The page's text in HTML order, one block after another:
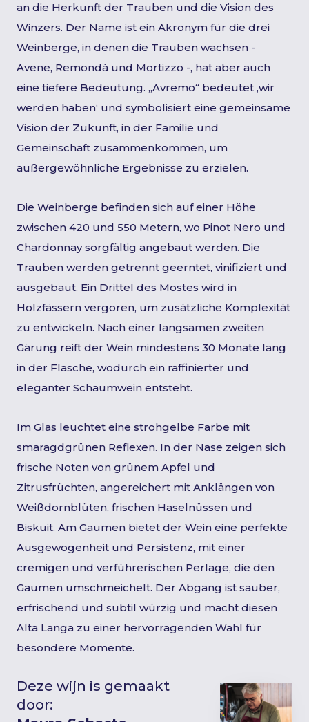
an die Herkunft der Trauben und die Vision des
Winzers. Der Name ist ein Akronym für die drei
Weinberge, in denen die Trauben wachsen -
Avene, Remondà und Mortizzo -, hat aber auch
eine tiefere Bedeutung. „Avremo“ bedeutet ‚wir
werden haben‘ und symbolisiert eine gemeinsame
Vision der Zukunft, in der Familie und
Gemeinschaft zusammenkommen, um
außergewöhnliche Ergebnisse zu erzielen.
Die Weinberge befinden sich auf einer Höhe
zwischen 420 und 550 Metern, wo Pinot Nero und
Chardonnay sorgfältig angebaut werden. Die
Trauben werden getrennt geerntet, vinifiziert und
ausgebaut. Ein Drittel des Mostes wird in
Holzfässern vergoren, um zusätzliche Komplexität
zu entwickeln. Nach einer langsamen zweiten
Gärung reift der Wein mindestens 30 Monate lang
in der Flasche, wodurch ein raffinierter und
eleganter Schaumwein entsteht.
Im Glas leuchtet eine strohgelbe Farbe mit
smaragdgrünen Reflexen. In der Nase zeigen sich
frische Noten von grünem Apfel und
Zitrusfrüchten, angereichert mit Anklängen von
Weißdornblüten, frischen Haselnüssen und
Biskuit. Am Gaumen bietet der Wein eine perfekte
Ausgewogenheit und Persistenz, mit einer
cremigen und verführerischen Perlage, die den
Gaumen umschmeichelt. Der Abgang ist sauber,
erfrischend und subtil würzig und macht diesen
Alta Langa zu einer hervorragenden Wahl für
besondere Momente.
Deze wijn is gemaakt
door: